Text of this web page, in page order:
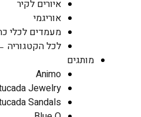
איורים לקיר
אוריגמי
מעמדים לכלי
לכל הקטגוריה
מותגים
Animo
Jewelry
Sandals